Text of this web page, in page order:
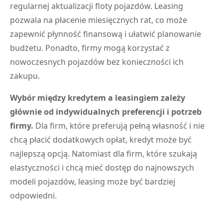
regularnej aktualizacji floty pojazdów. Leasing
pozwala na płacenie miesięcznych rat, co może
zapewnić płynność finansową i ułatwić planowanie
budżetu. Ponadto, firmy mogą korzystać z
nowoczesnych pojazdów bez konieczności ich
zakupu.
Wybór między kredytem a leasingiem zależy
głównie od indywidualnych preferencji i potrzeb
firmy. Dla firm, które preferują pełną własność i nie
chcą płacić dodatkowych opłat, kredyt może być
najlepszą opcją. Natomiast dla firm, które szukają
elastyczności i chcą mieć dostęp do najnowszych
modeli pojazdów, leasing może być bardziej
odpowiedni.